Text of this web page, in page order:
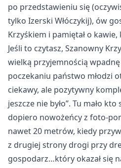
po przedstawieniu się
tylko Izerski Włóczykij), ów
Krzyśkiem i pamiętał o
Jeśli to czytasz, Szanowny
wielką przyjemnością
poczekaniu państwo młodzi
ciekawy, ale pozytywny
jeszcze nie było”. Tu mało
dopiero nowożeńcy z foto-
nawet 20 metrów, kiedy
z drugiej strony drogi przy
gospodarz…który okazał się